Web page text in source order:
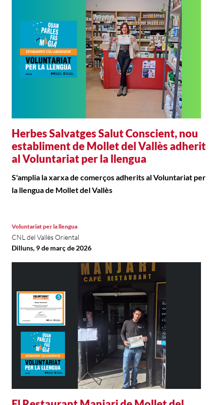
Herbes Salvatges Salut Conscient, nou
establiment de Mollet del Vallès adherit
al Voluntariat per la llengua
S'amplia la xarxa de comerços adherits al Voluntariat per
la llengua de Mollet del Vallès
Voluntariat per la llengua
CNL del Vallès Oriental
Dilluns, 9 de març de 2026